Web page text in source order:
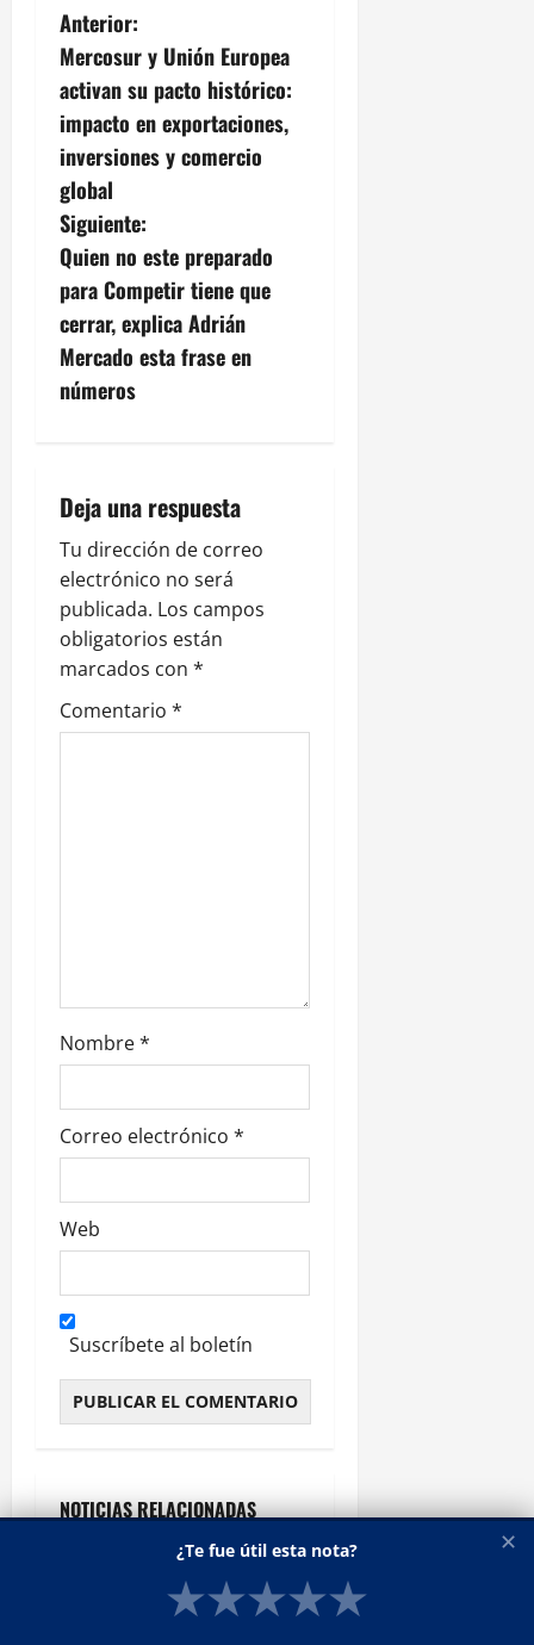
N
a
v
e
g
a
c
i
d
e
e
n
t
Anterior:
Mercosur y Unión Europea
activan su pacto histórico:
impacto en exportaciones,
inversiones y comercio
global
Siguiente:
Quien no este preparado
para Competir tiene que
cerrar, explica Adrián
Mercado esta frase en
números
Deja una respuesta
Tu dirección de correo
electrónico no será
publicada. Los campos
obligatorios están
marcados con *
Comentario *
Nombre*
Correo electrónico *
Web
Suscríbete al boletín
NOTICIAS RELACIONADAS
Destacados
✕
¿Te fue útil esta nota?
★★★★★